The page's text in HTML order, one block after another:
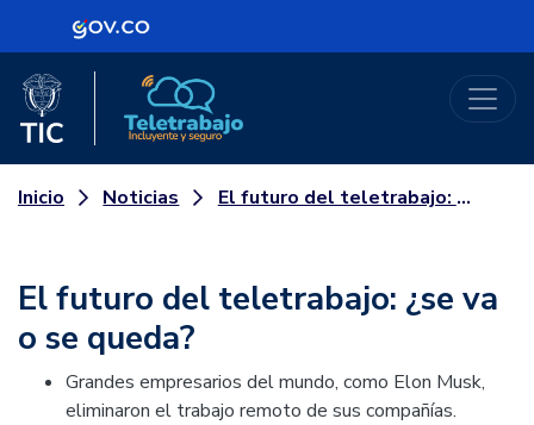
Logo Gobierno de Colombia
Logo del Ministerio TIC
Inicio Noticias El futuro del teletrabajo: ¿se va o se queda?
El futuro del teletrabajo: ¿se va
o se queda?
Grandes empresarios del mundo, como Elon Musk,
eliminaron el trabajo remoto de sus compañías.